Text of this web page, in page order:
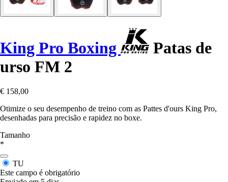
King Pro Boxing
Patas de
urso FM 2
€ 158,00
Otimize o seu desempenho de treino com as Pattes d'ours King Pro,
desenhadas para precisão e rapidez no boxe.
Tamanho
*
TU
Este campo é obrigatório